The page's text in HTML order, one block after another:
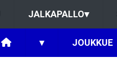
JALKAPALLO▾
▾ JOUKKUE